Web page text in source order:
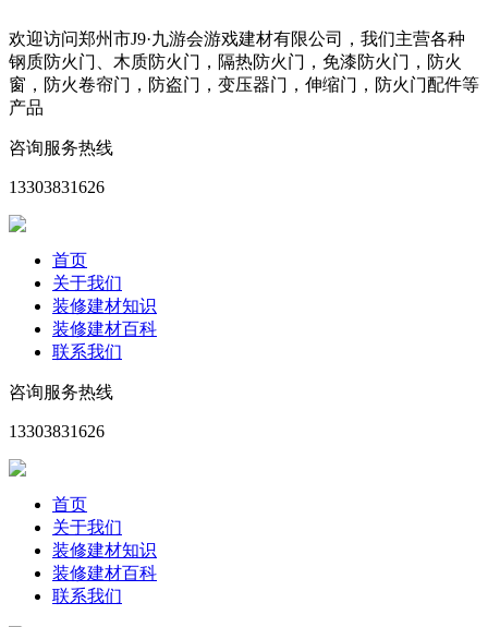
欢迎访问郑州市J9·九游会游戏建材有限公司，我们主营各种
钢质防火门、木质防火门，隔热防火门，免漆防火门，防火
窗，防火卷帘门，防盗门，变压器门，伸缩门，防火门配件等
产品
咨询服务热线
13303831626
首页
关于我们
装修建材知识
装修建材百科
联系我们
咨询服务热线
13303831626
首页
关于我们
装修建材知识
装修建材百科
联系我们